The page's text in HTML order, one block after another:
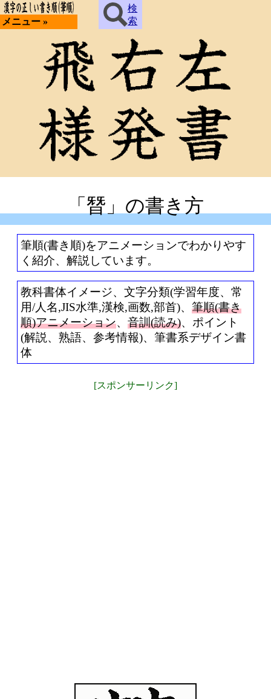
メニュー »
検
索
「朁」の書き方
筆順(書き順)をアニメーションでわかりやす
く紹介、解説しています。
教科書体イメージ、文字分類(学習年度、常
用/人名,JIS水準,漢検,画数,部首)、 筆順(書き
順)アニメーション、 音訓(読み)、ポイント
(解説、熟語、参考情報)、筆書系デザイン書
体
[スポンサーリンク]